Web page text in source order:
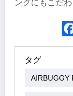
ングにもこだ
タグ
AIRBUGGY